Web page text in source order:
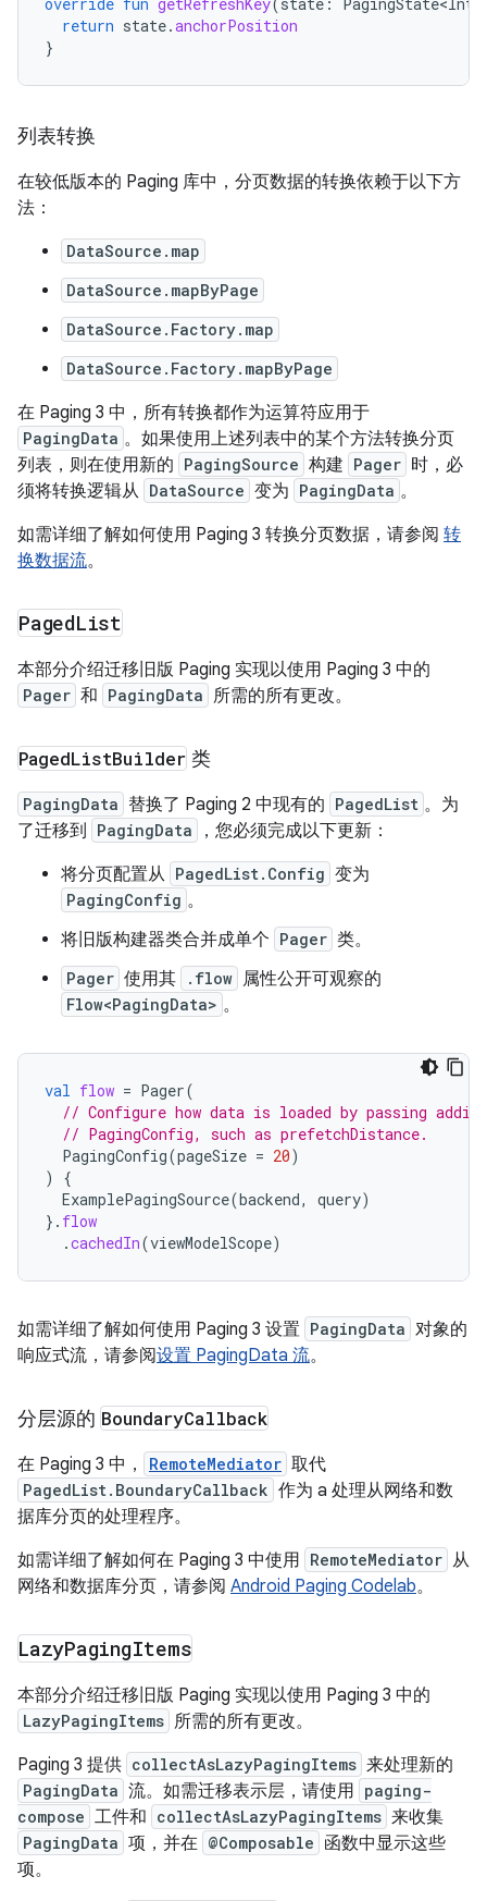
return state.anchorPosition
}
列表转换
在较低版本的 Paging 库中，分页数据的转换依赖于以下方
法：
DataSource.map
DataSource.mapByPage
DataSource.Factory.map
DataSource.Factory.mapByPage
在 Paging 3 中，所有转换都作为运算符应用于
PagingData 。如果使用上述列表中的某个方法转换分页
列表，则在使用新的 PagingSource 构建 Pager 时，必
须将转换逻辑从 DataSource 变为 PagingData 。
如需详细了解如何使用 Paging 3 转换分页数据，请参阅 转
换数据流。
PagedList
本部分介绍迁移旧版 Paging 实现以使用 Paging 3 中的
Pager 和 PagingData 所需的所有更改。
PagedListBuilder 类
PagingData 替换了 Paging 2 中现有的 PagedList 。为
了迁移到
PagingData
，您必须完成以下更新：
将分页配置从 PagedList.Config 变为
PagingConfig 。
将旧版构建器类合并成单个 Pager 类。
Pager 使用其 .flow 属性公开可观察的
Flow<PagingData> 。
val flow = Pager(
// Configure how data is loaded by passing
// PagingConfig, such as prefetchDistance.
PagingConfig(pageSize = 20)
)
{
ExamplePagingSource(backend, query)
}. flow
.cachedIn(viewModelScope)
如需详细了解如何使用 Paging 3 设置 PagingData 对象的
响应式流，请参阅设置 PagingData 流。
分层源的 BoundaryCallback
在 Paging 3 中， RemoteMediator 取代
PagedList.BoundaryCallback 作为 a 处理从网络和数
据库分页的处理程序。
如需详细了解如何在 Paging 3 中使用 RemoteMediator 从
网络和数据库分页，请参阅 Android Paging Codelab。
LazyPagingItems
本部分介绍迁移旧版 Paging 实现以使用 Paging 3 中的
LazyPagingItems 所需的所有更改。
Paging 3 提供 collectAsLazyPagingItems 来处理新的
PagingData 流。如需迁移表示层，请使用 paging-
compose 工件和 collectAsLazyPagingItems 来收集
PagingData 项，并在 @Composable 函数中显示这些
项。